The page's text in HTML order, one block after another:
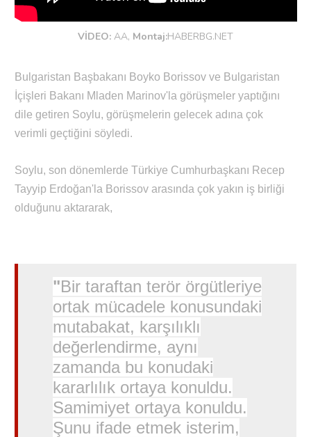
VİDEO: AA, Montaj:HABERBG.NET
Bulgaristan Başbakanı Boyko Borissov ve Bulgaristan
İçişleri Bakanı Mladen Marinov'la görüşmeler yaptığını
dile getiren Soylu, görüşmelerin gelecek adına çok
verimli geçtiğini söyledi.
Soylu, son dönemlerde Türkiye Cumhurbaşkanı Recep
Tayyip Erdoğan'la Borissov arasında çok yakın iş birliği
olduğunu aktararak,
"Bir taraftan terör örgütleriye
ortak mücadele konusundaki
mutabakat, karşılıklı
değerlendirme, aynı
zamanda bu konudaki
kararlılık ortaya konuldu.
Samimiyet ortaya konuldu.
Şunu ifade etmek isterim,